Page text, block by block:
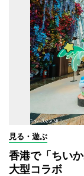
見る・遊ぶ
香港で「ちい
大型コラボ